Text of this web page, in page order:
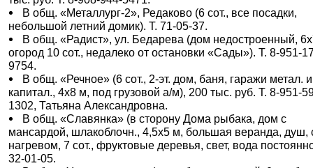
В общ. «Металлург-2», Редаково (6 сот., все посадки,
небольшой летний домик). Т. 71-05-37.
В общ. «Радист», ул. Бедарева (дом недостроенный,
огород 10 сот., недалеко от остановки «Сады»). Т. 8-951-
9754.
В общ. «Речное» (6 сот., 2-эт. дом, баня, гаражи метал. и
капитал., 4х8 м, под грузовой а/м), 200 тыс. руб. Т. 8-951-
1302, Татьяна Александровна.
В общ. «Славянка» (в сторону Дома рыбака, дом с
мансардой, шлакоблочн., 4,5х5 м, большая веранда, душ,
нагревом, 7 сот., фруктовые деревья, свет, вода
32-01-05.